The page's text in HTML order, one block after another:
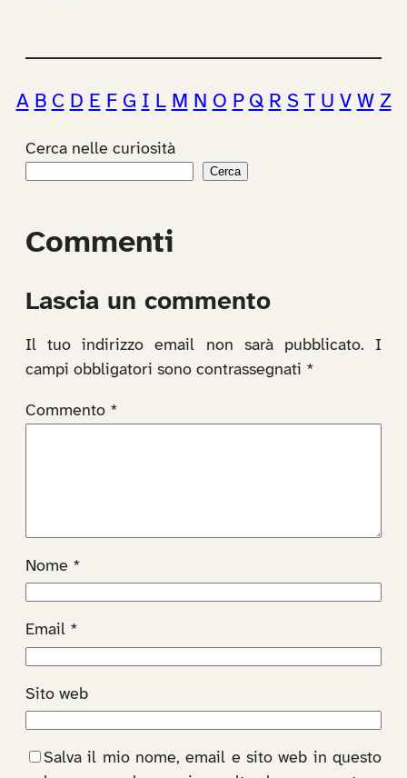
A B C D E F G I L M N O P Q R S T U V W Z
Cerca nelle curiosità
Cerca
Commenti
Lascia un commento
Il tuo indirizzo email non sarà pubblicato.
I
campi obbligatori sono contrassegnati *
Commento *
Nome *
Email *
Sito web
Salva il mio nome, email e sito web in questo